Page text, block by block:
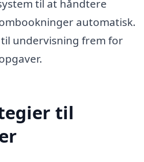
til at håndtere
automatisk.
undervisning frem for
til